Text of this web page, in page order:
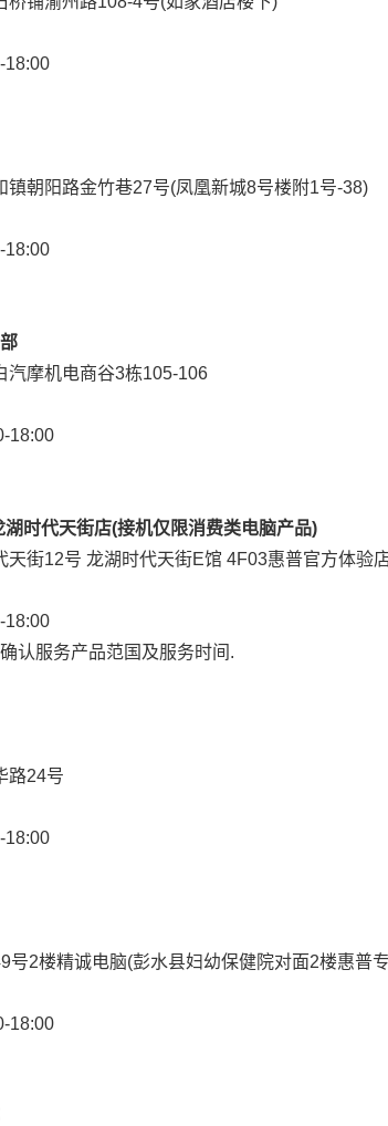
18:00
镇朝阳路金竹巷27号(凤凰新城8号楼附1号-38)
18:00
汽摩机电商谷3栋105-106
18:00
时代天街店(接机仅限消费类电脑产品)
天街12号 龙湖时代天街E馆 4F03惠普官方体验
18:00
认服务产品范国及服务时间.
路24号
18:00
号2楼精诚电脑(彭水县妇幼保健院对面2楼惠普
18:00